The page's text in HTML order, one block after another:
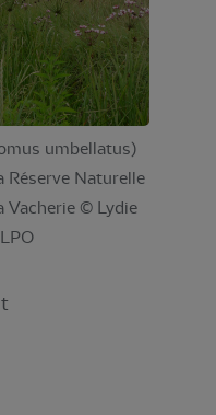
umbellatus)
Réserve Naturelle
Vacherie © Lydie